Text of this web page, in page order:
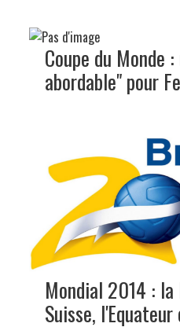
Coupe du Monde
abordable" pour
Mondial 2014 : la
Suisse,